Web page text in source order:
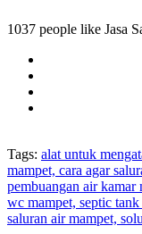
1037 people like Jasa
Tags: alat untuk
mampet, cara agar
pembuangan air kamar
wc mampet, septic
saluran air mampet,